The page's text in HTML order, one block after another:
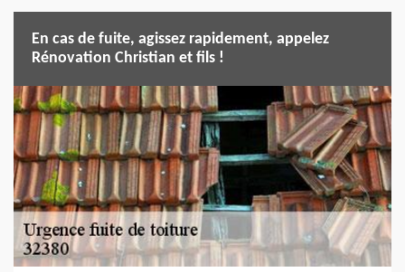
En cas de fuite, agissez rapidement, appelez
Rénovation Christian et fils !